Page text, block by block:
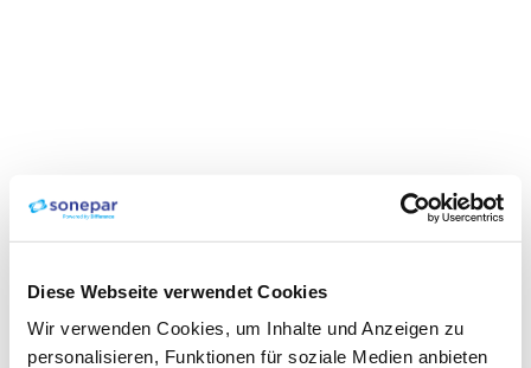
Diese Webseite verwendet Cookies
Wir verwenden Cookies, um Inhalte und Anzeigen zu
personalisieren, Funktionen für soziale Medien anbieten